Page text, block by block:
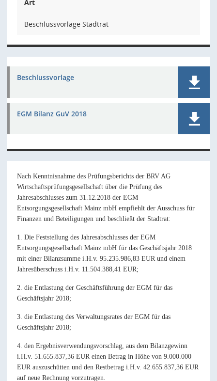
Art
Beschlussvorlage Stadtrat
Beschlussvorlage
EGM Bilanz GuV 2018
Nach Kenntnisnahme des Prüfungsberichts der BRV AG
Wirtschaftsprüfungsgesellschaft über die Prüfung des
Jahresabschlusses zum 31.12.2018 der EGM
Entsorgungsgesellschaft Mainz mbH empfiehlt der Ausschuss für
Finanzen und Beteiligungen und beschließt der Stadtrat:
1. Die Feststellung des Jahresabschlusses der EGM
Entsorgungsgesellschaft Mainz mbH für das Geschäftsjahr 2018
mit einer Bilanzsumme i.H.v. 95.235.986,83 EUR und einem
Jahresüberschuss i.H.v. 11.504.388,41 EUR;
2. die Entlastung der Geschäftsführung der EGM für das
Geschäftsjahr 2018;
3. die Entlastung des Verwaltungsrates der EGM für das
Geschäftsjahr 2018;
4. den Ergebnisverwendungsvorschlag, aus dem Bilanzgewinn
i.H.v. 51.655.837,36 EUR einen Betrag in Höhe von 9.000.000
EUR auszuschütten und den Restbetrag i.H.v. 42.655.837,36 EUR
auf neue Rechnung vorzutragen.